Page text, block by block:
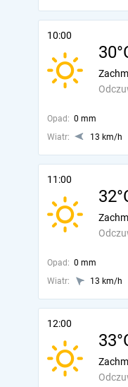
10:00
Opad: 0 mm
Wiatr:
13 km/h
11:00
Opad: 0 mm
Wiatr:
13 km/h
12:00